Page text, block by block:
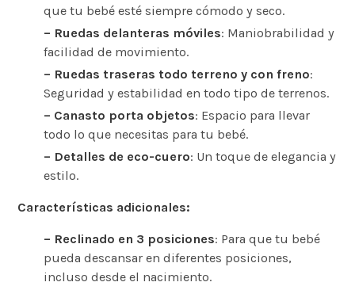
que tu bebé esté siempre cómodo y seco.
– Ruedas delanteras móviles: Maniobrabilidad y
facilidad de movimiento.
– Ruedas traseras todo terreno y con freno:
Seguridad y estabilidad en todo tipo de terrenos.
– Canasto porta objetos: Espacio para llevar
todo lo que necesitas para tu bebé.
– Detalles de eco-cuero: Un toque de elegancia y
estilo.
Características adicionales:
– Reclinado en 3 posiciones: Para que tu bebé
pueda descansar en diferentes posiciones,
incluso desde el nacimiento.